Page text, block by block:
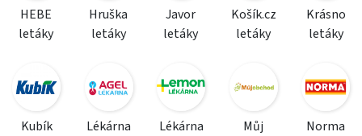
HEBE
letáky
Hruška
letáky
Javor
letáky
Košík.cz
letáky
Krásno
letáky
Kubík
Lékárna
Lékárna
Můj
Norma